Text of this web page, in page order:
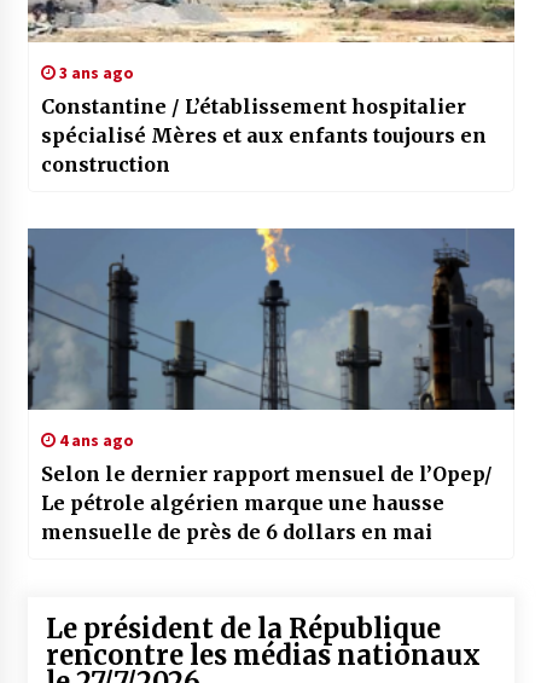
3 ans ago
Constantine / L’établissement hospitalier
spécialisé Mères et aux enfants toujours en
construction
4 ans ago
Selon le dernier rapport mensuel de l’Opep/
Le pétrole algérien marque une hausse
mensuelle de près de 6 dollars en mai
Le président de la République
rencontre les médias nationaux